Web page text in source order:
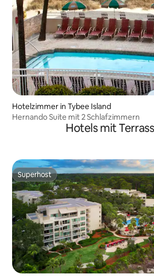
Hotelzimmer in Tybee Island
Hernando Suite mit 2 Schlafzimmern
Hotels mit
Superhost
Superhost